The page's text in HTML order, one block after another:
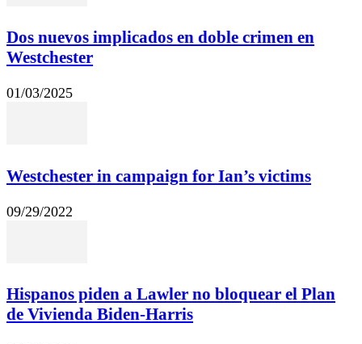
Dos nuevos implicados en doble crimen en
Westchester
01/03/2025
Westchester in campaign for Ian’s victims
09/29/2022
Hispanos piden a Lawler no bloquear el Plan
de Vivienda Biden-Harris